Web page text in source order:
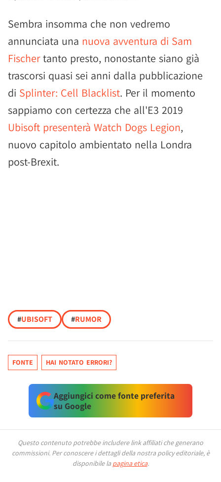
Sembra insomma che non vedremo
annunciata una nuova avventura di Sam
Fischertanto presto, nonostante siano già
trascorsi quasi sei anni dalla pubblicazione
di Splinter: Cell Blacklist. Per il momento
sappiamo con certezza che all'E3 2019
Ubisoft presenterà Watch Dogs Legion,
nuovo capitolo ambientato nella Londra
post-Brexit.
#UBISOFT #RUMOR
FONTE HAI NOTATO ERRORI?
Aggiungici come fonte preferita
su Google
Questo contenuto potrebbe includere link affiliati che generano
commissioni. Per conoscere i dettagli della nostra policy editoriale, è
disponibile la pagina etica.